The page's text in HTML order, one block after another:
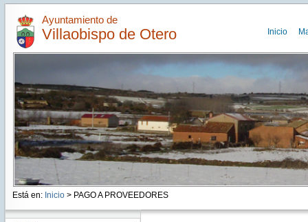
Ayuntamiento de
Villaobispo de Otero Inicio
Está en: Inicio > PAGO A PROVEEDORES